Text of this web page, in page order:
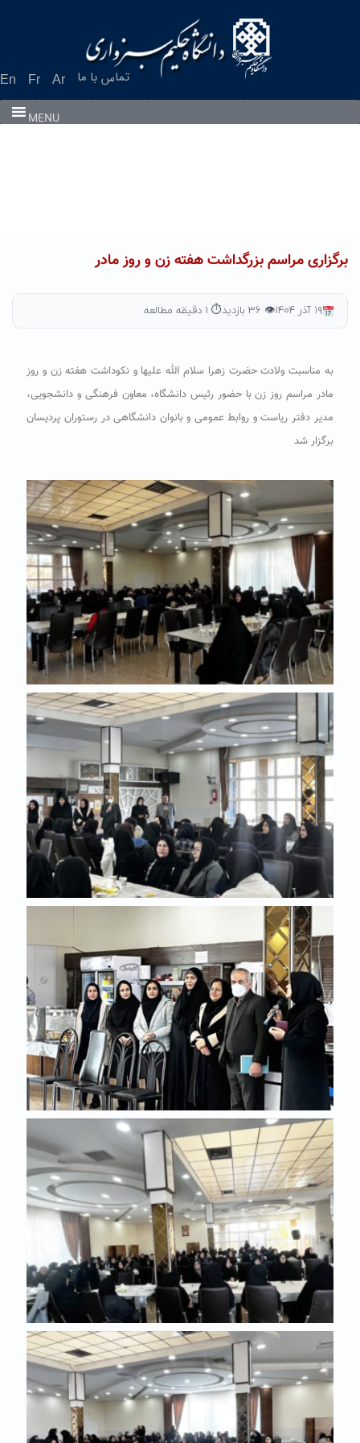
En Fr Ar تماس با ما
MENU
برگزاری مراسم بزرگداشت هفته زن و روز مادر
۱۹ آذر ۱۴۰۴ 👁 ۳۶ بازدید ⏱ ۱ دقیقه مطالعه
به مناسبت ولادت حضرت زهرا سلام الله علیها و نکوداشت هفته زن و روز
مادر مراسم روز زن با حضور رئیس دانشگاه، معاون فرهنگی و دانشجویی،
مدیر دفتر ریاست و روابط عمومی و بانوان دانشگاهی در رستوران پردیسان
برگزار شد